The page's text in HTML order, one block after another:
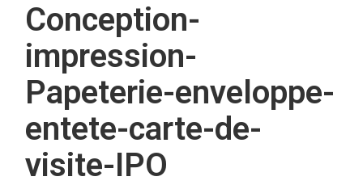
Conception-
impression-
Papeterie-enveloppe-
entete-carte-de-
visite-IPO